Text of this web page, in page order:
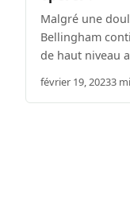
Malgré une
Bellingham
de haut niveau
février 19, 20233